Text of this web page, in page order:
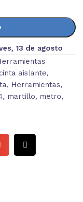
13 de agosto
aislante,
, Herramientas,
, martillo, metro,